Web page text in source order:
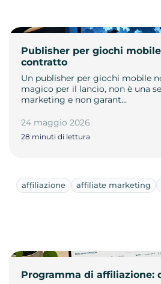
Publisher per giochi
contratto
Un publisher per giochi mobile
magico per il lancio, non è una
marketing e non garant…
24 maggio 2026
28 minuti di lettura
affiliazione affiliate marketing
Programma di affiliazione: